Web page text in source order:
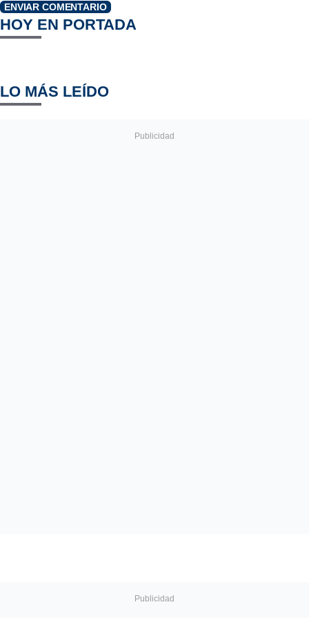
ENVIAR COMENTARIO
HOY EN PORTADA
LO MÁS LEÍDO